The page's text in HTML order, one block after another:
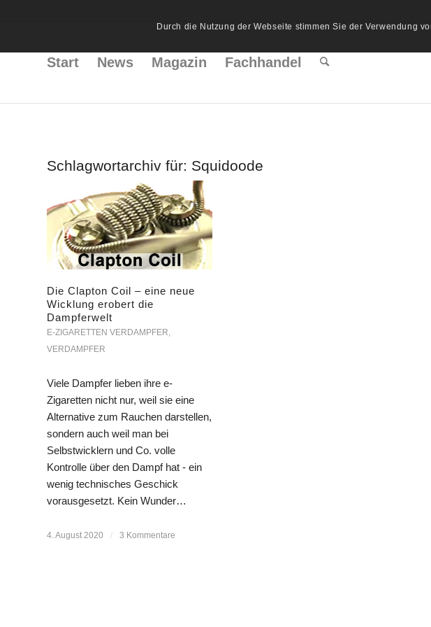
Start News Magazin Fachhandel
Schlagwortarchiv für: Squidoode
Die Clapton Coil – eine neue
Wicklung erobert die
Dampferwelt
E-ZIGARETTEN VERDAMPFER
VERDAMPFER
Viele Dampfer lieben ihre e-
Zigaretten nicht nur, weil sie eine
Alternative zum Rauchen darstellen,
sondern auch weil man bei
Selbstwicklern und Co. volle
Kontrolle über den Dampf hat - ein
wenig technisches Geschick
vorausgesetzt. Kein Wunder…
4. August 2020 / 3 Kommentare
Durch die Nutzung der Webseite stimmen Sie der Verwendung